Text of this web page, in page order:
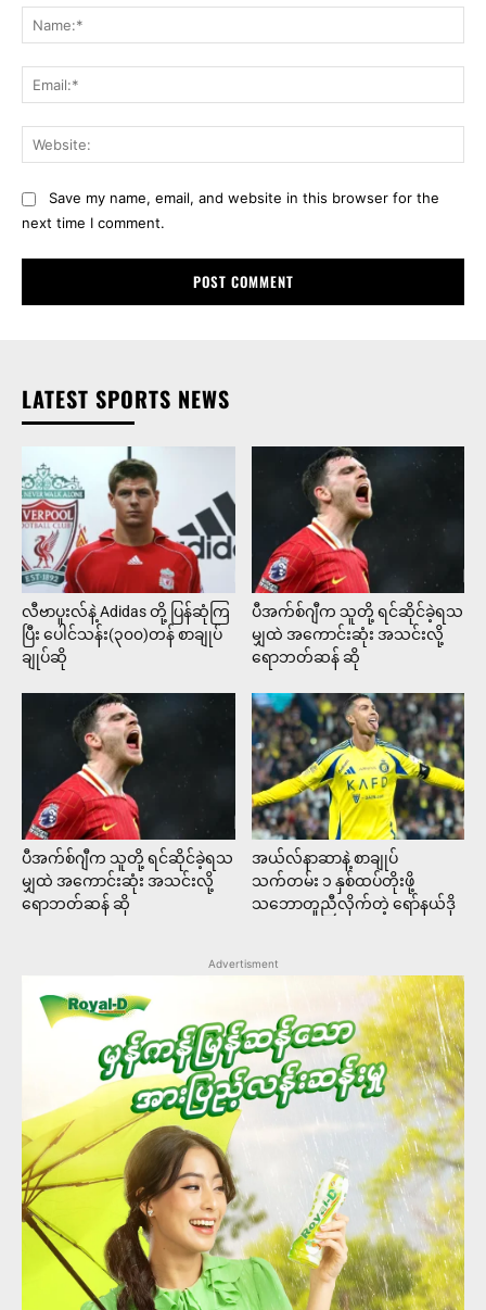
Save my name, email, and website in this browser for the
next time I comment.
LATEST SPORTS NEWS
လီဗာပူးလ်နဲ့ Adidas တို့ ပြန်ဆုံကြ
ပြီး ပေါင်သန်း(၃၀၀)တန် စာချုပ်
ချုပ်ဆို
ပီအက်စ်ဂျီက သူတို့ ရင်ဆိုင်ခဲ့ရသ
မျှထဲ အကောင်းဆုံး အသင်းလို့
ရောဘတ်ဆန် ဆို
ပီအက်စ်ဂျီက သူတို့ ရင်ဆိုင်ခဲ့ရသ
မျှထဲ အကောင်းဆုံး အသင်းလို့
ရောဘတ်ဆန် ဆို
အယ်လ်နာဆာနဲ့ စာချုပ်
သက်တမ်း ၁ နှစ်ထပ်တိုးဖို့
သဘောတူညီလိုက်တဲ့ ရော်နယ်ဒို
Advertisment